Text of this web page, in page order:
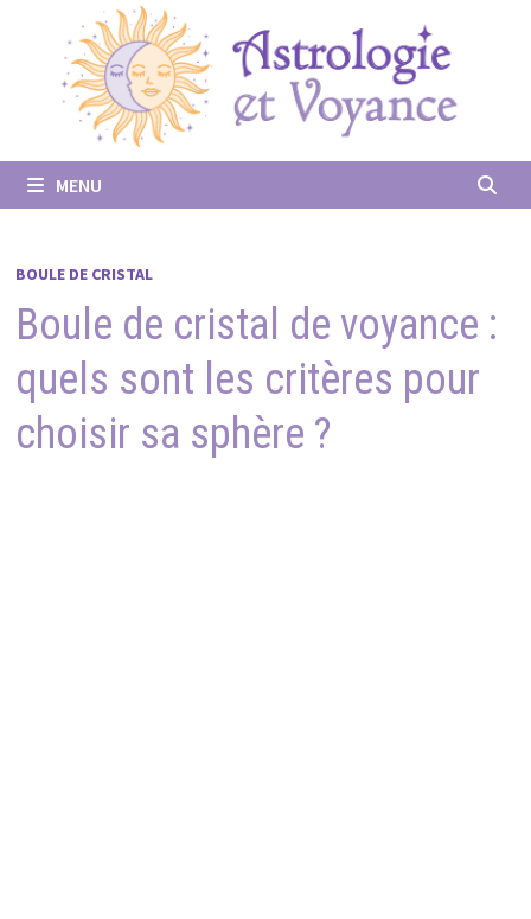
contenu
MENU
BOULE DE CRISTAL
Boule de cristal de voyance :
quels sont les critères pour
choisir sa sphère ?